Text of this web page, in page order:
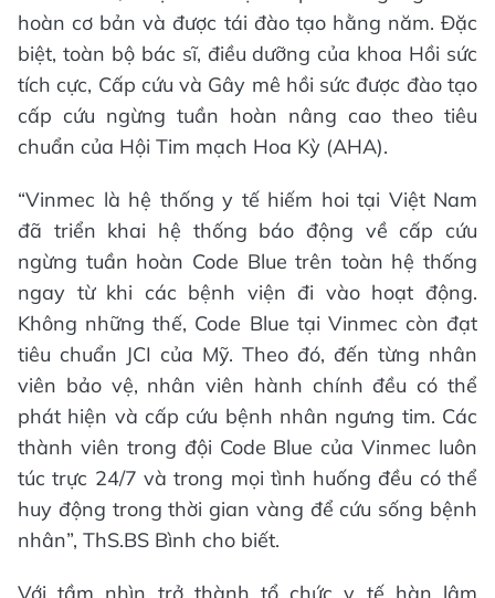
hoàn cơ bản và được tái đào tạo hằng năm. Đặc
biệt, toàn bộ bác sĩ, điều dưỡng của khoa Hồi sức
tích cực, Cấp cứu và Gây mê hồi sức được đào tạo
cấp cứu ngừng tuần hoàn nâng cao theo tiêu
chuẩn của Hội Tim mạch Hoa Kỳ (AHA).
“Vinmec là hệ thống y tế hiếm hoi tại Việt Nam
đã triển khai hệ thống báo động về cấp cứu
ngừng tuần hoàn Code Blue trên toàn hệ thống
ngay từ khi các bệnh viện đi vào hoạt động.
Không những thế, Code Blue tại Vinmec còn đạt
tiêu chuẩn JCI của Mỹ. Theo đó, đến từng nhân
viên bảo vệ, nhân viên hành chính đều có thể
phát hiện và cấp cứu bệnh nhân ngưng tim. Các
thành viên trong đội Code Blue của Vinmec luôn
túc trực 24/7 và trong mọi tình huống đều có thể
huy động trong thời gian vàng để cứu sống bệnh
nhân”, ThS.BS Bình cho biết.